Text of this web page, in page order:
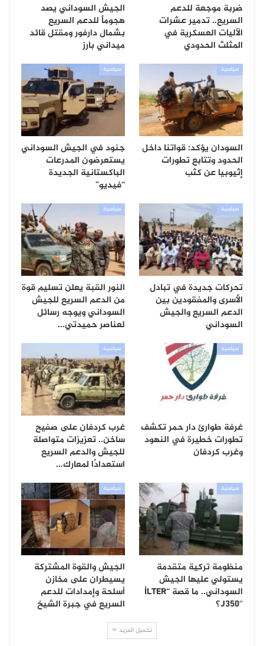
ضربة موجعة للدعم
السريع.. تدمير عشرات
الآليات العسكرية في
المثلث الحدودي
الجيش السوداني يصد
هجوماً للدعم السريع
بشمال دارفور ومقتل قائد
ميداني بارز
سياسية
السودان يؤكد: قواتنا داخل
الحدود وتتابع تطورات
إثيوبيا عن كثب
سياسية
جنود في الجيش السوداني
يستعرضون المدرعات
الباكستانية الجديدة
“فيديو”
سياسية
تحركات جديدة في تبادل
الأسرى والمفقودين بين
الدعم السريع والجيش
السوداني
سياسية
النور القبة يعلن تسليم قوة
من الدعم السريع للجيش
السوداني ويوجه رسائل
لعناصر حميدتي…
سياسية
غرفة طوارئ دار حمر تكشف
تطورات خطيرة في النهود
وغرب كردفان
سياسية
غرب كردفان على صفيح
ساخن.. تعزيزات متواصلة
للجيش والدعم السريع
استعدادًا لمعارك…
سياسية
منظومة تركية متقدمة
يستولي عليها الجيش
السوداني.. ما قصة “İLTER
J350″؟
سياسية
الجيش والقوة المشتركة
يسيطران على مخازن
أسلحة وإمدادات للدعم
السريع في جبرة الشيخ
تحميل المزيد